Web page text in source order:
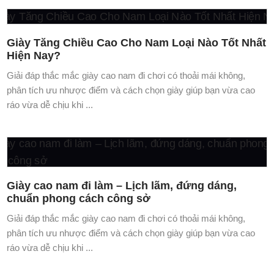
Giày Tăng Chiều Cao Cho Nam Loại Nào Tốt Nhất
Hiện Nay?
Giải đáp thắc mắc giày cao nam đi chơi có thoải mái không,
phân tích ưu nhược điểm và cách chọn giày giúp bạn vừa cao
ráo vừa dễ chịu khi ...
Giày cao nam đi làm – Lịch lãm, đứng dáng,
chuẩn phong cách công sở
Giải đáp thắc mắc giày cao nam đi chơi có thoải mái không,
phân tích ưu nhược điểm và cách chọn giày giúp bạn vừa cao
ráo vừa dễ chịu khi ...